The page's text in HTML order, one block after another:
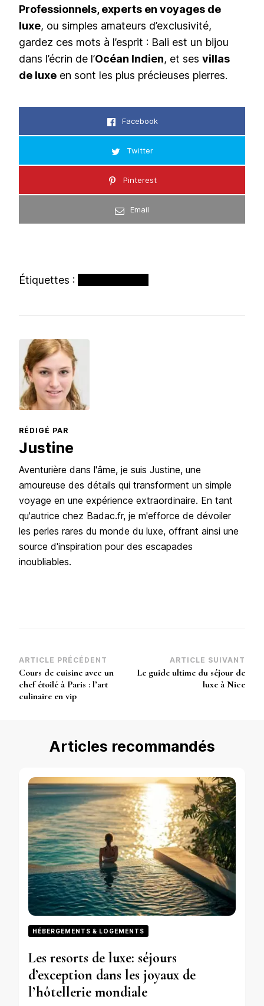
Professionnels, experts en voyages de
luxe, ou simples amateurs d’exclusivité,
gardez ces mots à l’esprit : Bali est un bijou
dans l’écrin de l’Océan Indien, et ses villas
de luxe en sont les plus précieuses pierres.
Facebook
Twitter
Pinterest
Email
Étiquettes :
RÉDIGÉ PAR
Justine
Aventurière dans l'âme, je suis Justine, une
amoureuse des détails qui transforment un simple
voyage en une expérience extraordinaire. En tant
qu'autrice chez Badac.fr, je m'efforce de dévoiler
les perles rares du monde du luxe, offrant ainsi une
source d'inspiration pour des escapades
inoubliables.
Navigation
d’article
ARTICLE PRÉCÉDENT
Cours de cuisine avec un
chef étoilé à Paris : l’art
culinaire en vip
ARTICLE SUIVANT
Le guide ultime du séjour de
luxe à Nice
Articles recommandés
HÉBERGEMENTS & LOGEMENTS
Les resorts de luxe: séjours
d’exception dans les joyaux de
l’hôtellerie mondiale